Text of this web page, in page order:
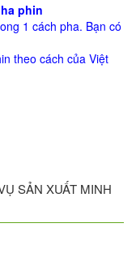
phin
1 cách pha. Bạn có
theo cách của Việt
SẢN XUẤT MINH